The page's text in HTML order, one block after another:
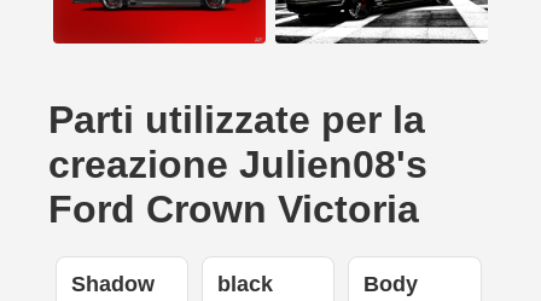
Parti utilizzate per la
creazione Julien08's
Ford Crown Victoria
Shadow black Body